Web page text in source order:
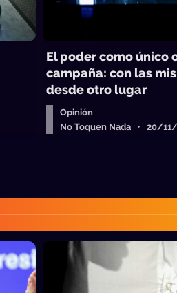
El poder como único
campaña: con las
desde otro lugar
Opinión
No Toquen Nada • 20/